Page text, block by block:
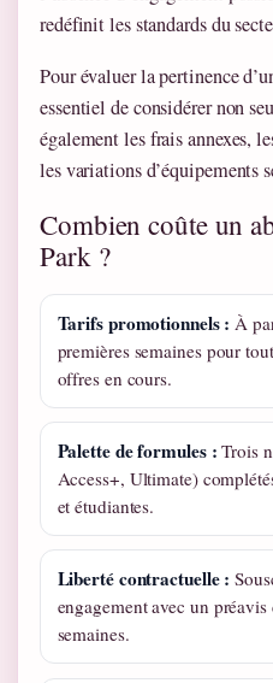
redéfinit les standards du
Pour évaluer la pertinence
essentiel de considérer non
également les frais annexes,
les variations d’équipements
Combien coûte un
Park ?
Tarifs promotionnels : À
premières semaines pour
offres en cours.
Palette de formules : Trois
Access+, Ultimate)
et étudiantes.
Liberté contractuelle :
engagement avec un
semaines.